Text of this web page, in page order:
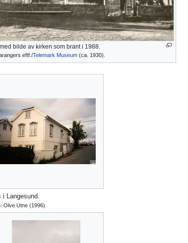
bilde av kirken som brant i 1988.
eftf./Telemark Museum (ca. 1930).
i Langesund.
Olve Utne (1996).